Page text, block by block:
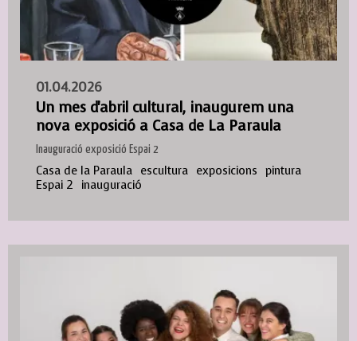
01.04.2026
Un mes d'abril cultural, inaugurem una
nova exposició a Casa de La Paraula
Inauguració exposició Espai 2
Casa de la Paraula escultura exposicions pintura
Espai 2
inauguració